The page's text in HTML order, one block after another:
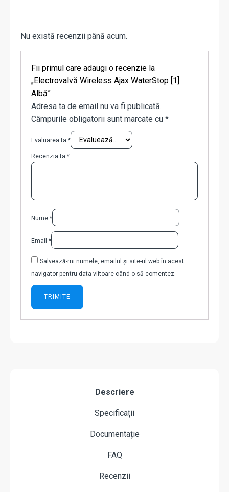
Nu există recenzii până acum.
Fii primul care adaugi o recenzie la
„Electrovalvă Wireless Ajax WaterStop [1]
Albă”
Adresa ta de email nu va fi publicată.
Câmpurile obligatorii sunt marcate cu *
Evaluarea ta *
Recenzia ta *
Nume *
Email *
Salvează-mi numele, emailul și site-ul web în acest
navigator pentru data viitoare când o să comentez.
Descriere
Specificații
Documentație
FAQ
Recenzii